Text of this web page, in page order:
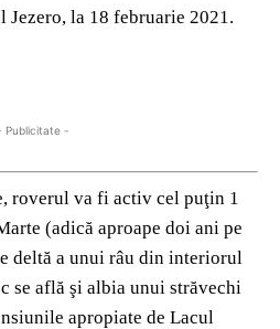
Jezero, la 18 februarie 2021.
Publicitate -
roverul va fi activ cel puţin 1
(adică aproape doi ani pe
deltă a unui râu din interiorul
se află şi albia unui străvechi
apropiate de Lacul